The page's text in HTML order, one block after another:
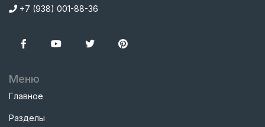
+7 (938) 001-88-36
Меню
Главное
Разделы